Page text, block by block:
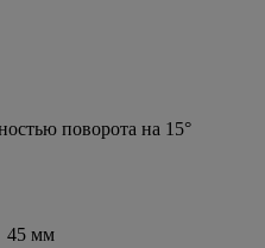
поворота на 15°
45 мм